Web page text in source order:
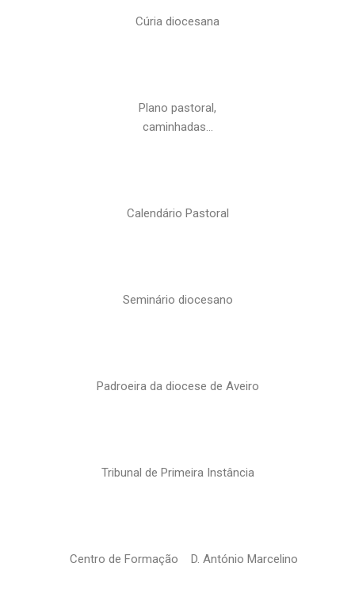
Cúria diocesana
Plano pastoral,
caminhadas…
Calendário Pastoral
Seminário diocesano
Padroeira da diocese de Aveiro
Tribunal de Primeira Instância
Centro de Formação D. António Marcelino